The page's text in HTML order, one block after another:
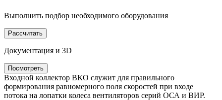
Выполнить подбор необходимого оборудования
Рассчитать
Документация и 3D
Посмотреть
Входной коллектор ВКО служит для правильного
формирования равномерного поля скоростей при входе
потока на лопатки колеса вентиляторов серий ОСА и ВИР.